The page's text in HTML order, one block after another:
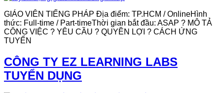
GIÁO VIÊN TIẾNG PHÁP Địa điểm: TP.HCM / OnlineHình
thức: Full-time / Part-timeThời gian bắt đầu: ASAP ? MÔ TẢ
CÔNG VIỆC ? YÊU CẦU ? QUYỀN LỢI ? CÁCH ỨNG
TUYỂN
CÔNG TY EZ LEARNING LABS
TUYỂN DỤNG